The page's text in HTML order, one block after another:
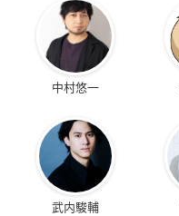
中村悠一
武内駿輔